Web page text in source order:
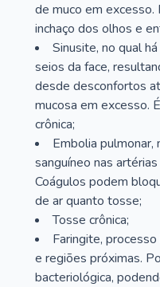
de muco em
inchaço dos olhos e
Sinusite, no qual
seios da face,
desde desconfortos
mucosa em excesso.
crônica;
Embolia pulmonar,
sanguíneo nas
Coágulos podem
de ar quanto tosse;
Tosse crônica;
Faringite,
e regiões próximas.
bacteriológica,